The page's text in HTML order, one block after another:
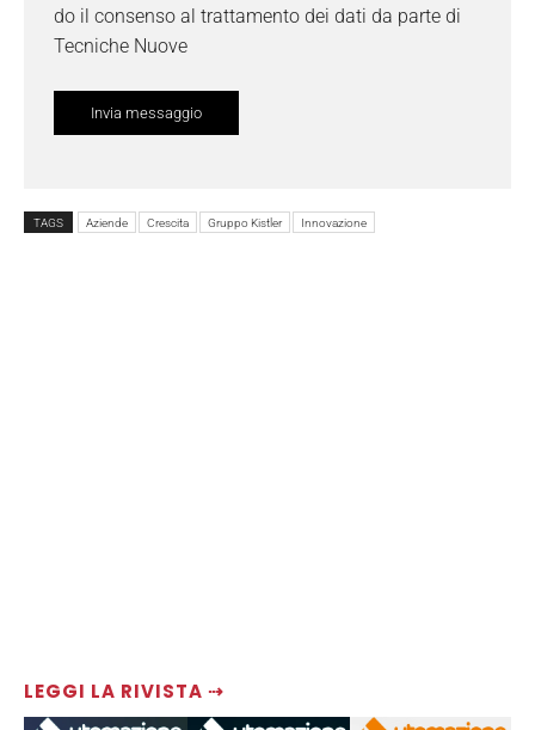
LEGGI LA RIVISTA ⇢
do il consenso al trattamento dei dati da parte di
Tecniche Nuove
TAGS Aziende Crescita Gruppo Kistler Innovazione